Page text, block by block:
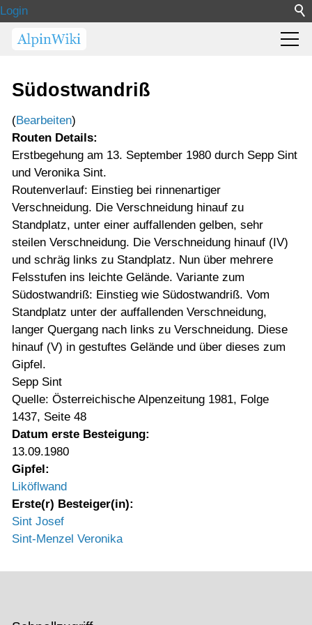
Login
Südostwandriß
(Bearbeiten)
Routen Details:
Erstbegehung am 13. September 1980 durch Sepp Sint
und Veronika Sint.
Routenverlauf: Einstieg bei rinnenartiger
Verschneidung. Die Verschneidung hinauf zu
Standplatz, unter einer auffallenden gelben, sehr
steilen Verschneidung. Die Verschneidung hinauf (IV)
und schräg links zu Standplatz. Nun über mehrere
Felsstufen ins leichte Gelände. Variante zum
Südostwandriß: Einstieg wie Südostwandriß. Vom
Standplatz unter der auffallenden Verschneidung,
langer Quergang nach links zu Verschneidung. Diese
hinauf (V) in gestuftes Gelände und über dieses zum
Gipfel.
Sepp Sint
Quelle: Österreichische Alpenzeitung 1981, Folge
1437, Seite 48
Datum erste Besteigung:
13.09.1980
Gipfel:
Liköflwand
Erste(r) Besteiger(in):
Sint Josef
Sint-Menzel Veronika